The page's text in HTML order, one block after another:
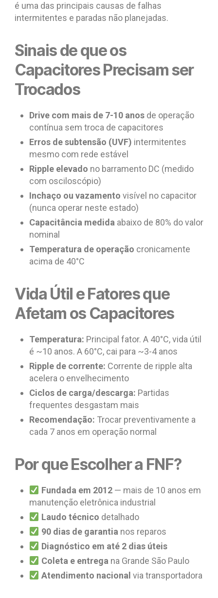
é uma das principais causas de falhas
intermitentes e paradas não planejadas.
Sinais de que os
Capacitores Precisam ser
Trocados
Drive com mais de 7-10 anos de operação
contínua sem troca de capacitores
Erros de subtensão (UVF) intermitentes
mesmo com rede estável
Ripple elevado no barramento DC (medido
com osciloscópio)
Inchaço ou vazamento visível no capacitor
(nunca operar neste estado)
Capacitância medida abaixo de 80% do valor
nominal
Temperatura de operação cronicamente
acima de 40°C
Vida Útil e Fatores que
Afetam os Capacitores
Temperatura: Principal fator. A 40°C, vida útil
é ~10 anos. A 60°C, cai para ~3-4 anos
Ripple de corrente: Corrente de ripple alta
acelera o envelhecimento
Ciclos de carga/descarga: Partidas
frequentes desgastam mais
Recomendação: Trocar preventivamente a
cada 7 anos em operação normal
Por que Escolher a FNF?
Fundada em 2012— mais de 10 anos em
manutenção eletrônica industrial
Laudo técnico detalhado
90 dias de garantia nos reparos
Diagnóstico em até 2 dias úteis
Coleta e entrega na Grande São Paulo
Atendimento nacional via transportadora